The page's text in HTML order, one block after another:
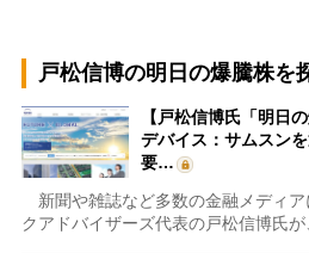
戸松信博の明日の爆騰株を
【戸松信博氏「明日
デバイス：サムスン
要…
新聞や雑誌など多数の金融メディ
クアドバイザーズ代表の戸松信博氏